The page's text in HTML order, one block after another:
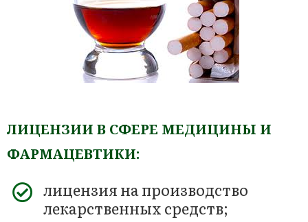
ЛИЦЕНЗИИ В СФЕРЕ МЕДИЦИНЫ И
ФАРМАЦЕВТИКИ:
лицензия на производство
лекарственных средств;